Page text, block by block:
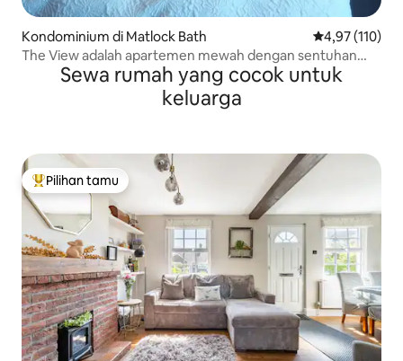
Kondominium di Matlock Bath Nilai rata-rata
4,97 (110)
The View adalah apartemen mewah dengan sentuhan
modernSewa rumah yang cocok untuk
keluarga
Pilihan tamu terpopuler
Pilihan tamu